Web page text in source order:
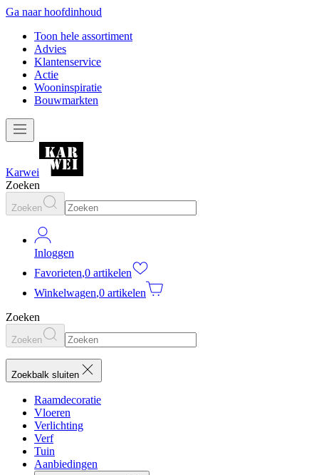
Ga naar hoofdinhoud
Toon hele assortiment
Advies
Klantenservice
Actie
Wooninspiratie
Bouwmarkten
Karwei
Zoeken
Zoeken
Inloggen
Favorieten,0 artikelen
Winkelwagen,0 artikelen
Zoeken
Zoeken
Zoekbalk sluiten
Raamdecoratie
Vloeren
Verlichting
Verf
Tuin
Aanbiedingen